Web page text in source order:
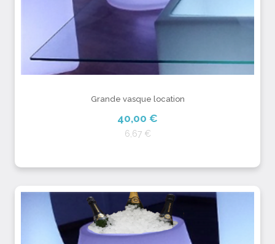
Grande vasque location
40,00 €
6,67 €